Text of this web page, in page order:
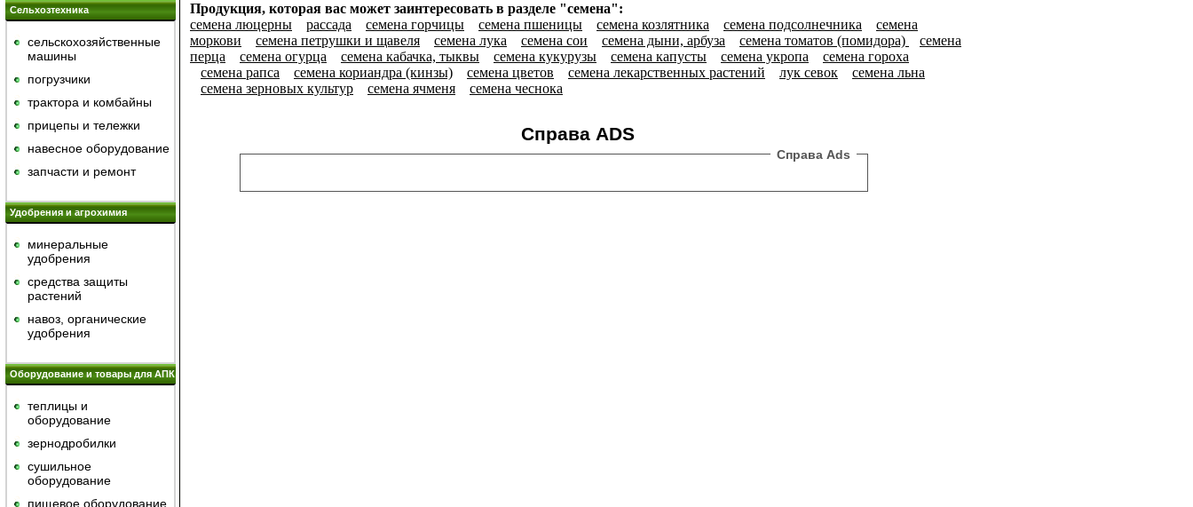
Сельхозтехника
сельскохозяйственные
машины
погрузчики
трактора и комбайны
прицепы и тележки
навесное оборудование
запчасти и ремонт
Удобрения и агрохимия
минеральные
удобрения
средства защиты
растений
навоз, органические
удобрения
Оборудование и товары для АПК
теплицы и
оборудование
зернодробилки
сушильное
оборудование
пищевое оборудование
Продукция, которая вас может заинтересовать в разделе "семена":
семена люцерны
рассада семена горчицы семена пшеницы семена козлятника семена подсолнечника
семена
моркови
семена петрушки и щавеля семена лука семена сои семена дыни, арбуза семена томатов (помидора)
семена
перца
семена огурца семена кабачка, тыквы семена кукурузы семена капусты семена укропа
семена гороха
семена рапса
семена кориандра (кинзы) семена цветов семена лекарственных растений лук севок
семена льна
семена зерновых культур
семена ячменя семена чеснока
Справа ADS
Справа Ads